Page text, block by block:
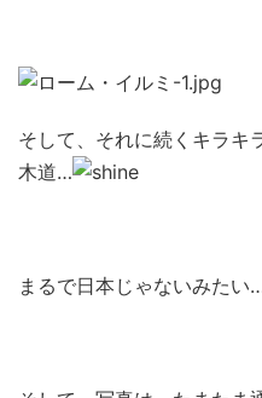
そして、それに続くキラキ
木道…
まるで日本じゃないみたい